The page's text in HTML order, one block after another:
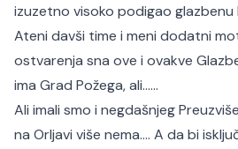
izuzetno visoko podigao glazbenu
Ateni davši time i meni dodatni
ostvarenja sna ove i ovakve
ima Grad Požega, ali……
Ali imali smo i negdašnjeg
na Orljavi više nema…. A da bi